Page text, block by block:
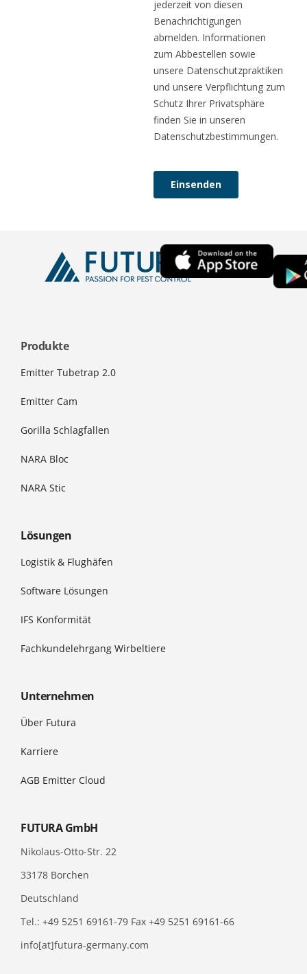
Produkte
Emitter Tubetrap 2.0
Emitter Cam
Gorilla Schlagfallen
NARA Bloc
NARA Stic
Lösungen
Logistik & Flughäfen
Software Lösungen
IFS Konformität
Fachkundelehrgang Wirbeltiere
Unternehmen
Über Futura
Karriere
AGB Emitter Cloud
FUTURA GmbH
Nikolaus-Otto-Str. 22
33178 Borchen
Deutschland
Tel.: +49 5251 69161-79 Fax +49 5251 69161-66
info[at]futura-germany.com